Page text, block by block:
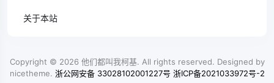
关于本站
Copyright © 2026 他们都叫我柯基. All rights reserved. Designed by
nicetheme. 浙公网安备 33028102001227号 浙ICP备2021033972号-2